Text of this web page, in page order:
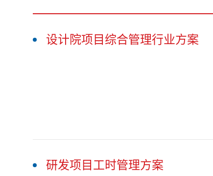
设计院项目综合管理行业方案
研发项目工时管理方案